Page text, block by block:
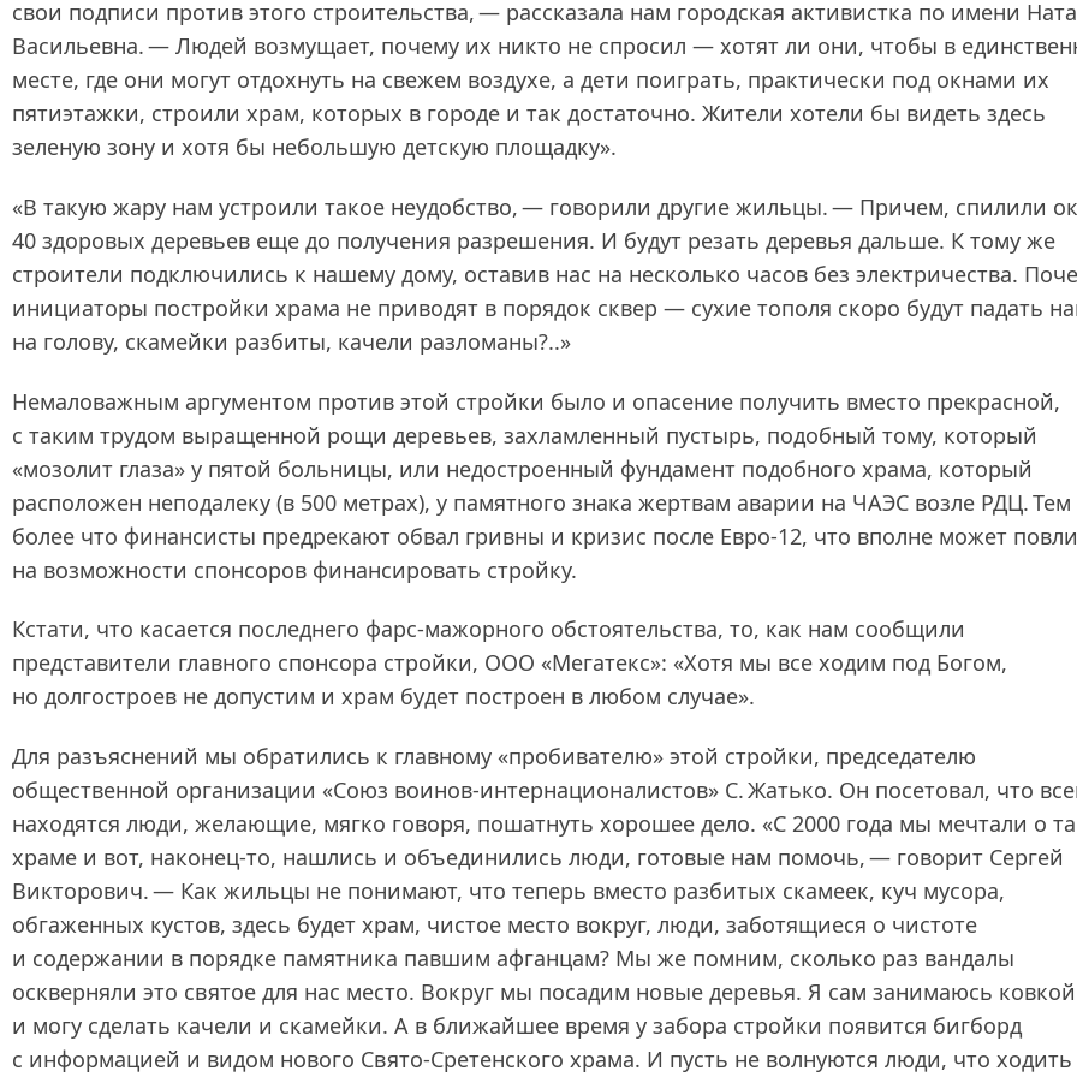
свои подписи против этого строительства, — рассказала нам городская активистка по имени
Васильевна. — Людей возмущает, почему их никто не спросил — хотят ли они, чтобы в
месте, где они могут отдохнуть на свежем воздухе, а дети поиграть, практически под окнами их
пятиэтажки, строили храм, которых в городе и так достаточно. Жители хотели бы видеть здесь
зеленую зону и хотя бы небольшую детскую площадку».
«В такую жару нам устроили такое неудобство, — говорили другие жильцы. — Причем, спилили
40 здоровых деревьев еще до получения разрешения. И будут резать деревья дальше. К тому же
строители подключились к нашему дому, оставив нас на несколько часов без электричества.
инициаторы постройки храма не приводят в порядок сквер — сухие тополя скоро будут падать
на голову, скамейки разбиты, качели разломаны?..»
Немаловажным аргументом против этой стройки было и опасение получить вместо прекрасной,
с таким трудом выращенной рощи деревьев, захламленный пустырь, подобный тому, который
«мозолит глаза» у пятой больницы, или недостроенный фундамент подобного храма, который
расположен неподалеку (в 500 метрах), у памятного знака жертвам аварии на ЧАЭС возле РДЦ. Тем
более что финансисты предрекают обвал гривны и кризис после Евро‑12, что вполне может
на возможности спонсоров финансировать стройку.
Кстати, что касается последнего фарс-мажорного обстоятельства, то, как нам сообщили
представители главного спонсора стройки, ООО «Мегатекс»: «Хотя мы все ходим под Богом,
но долгостроев не допустим и храм будет построен в любом случае».
Для разъяснений мы обратились к главному «пробивателю» этой стройки, председателю
общественной организации «Союз воинов‑интернационалистов» С. Жатько. Он посетовал, что
находятся люди, желающие, мягко говоря, пошатнуть хорошее дело. «С 2000 года мы мечтали о
храме и вот, наконец-то, нашлись и объединились люди, готовые нам помочь, — говорит Сергей
Викторович. — Как жильцы не понимают, что теперь вместо разбитых скамеек, куч мусора,
обгаженных кустов, здесь будет храм, чистое место вокруг, люди, заботящиеся о чистоте
и содержании в порядке памятника павшим афганцам? Мы же помним, сколько раз вандалы
оскверняли это святое для нас место. Вокруг мы посадим новые деревья. Я сам занимаюсь ковкой
и могу сделать качели и скамейки. А в ближайшее время у забора стройки появится бигборд
с информацией и видом нового Свято-Сретенского храма. И пусть не волнуются люди, что ходить